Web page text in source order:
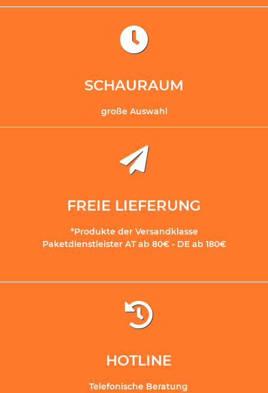
SCHAURAUM
große Auswahl
FREIE LIEFERUNG
*Produkte der Versandklasse
Paketdienstleister AT ab 80€ - DE ab 180€
HOTLINE
Telefonische Beratung